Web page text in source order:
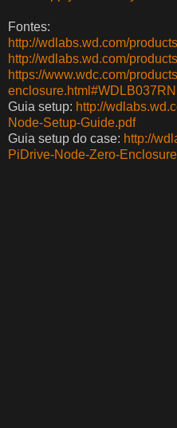
Fontes:
http://wdlabs.wd.com/
http://wdlabs.wd.com/
https://www.wdc.com/
Guia setup: http://
Node-Setup-Guide.pdf
Guia setup do case: http://
PiDrive-Node-Zero-